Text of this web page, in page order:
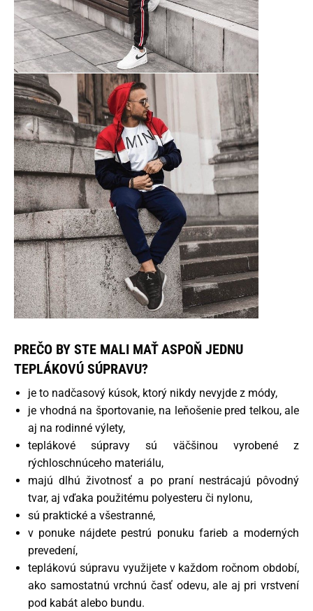
PREČO BY STE MALI MAŤ ASPOŇ JEDNU
TEPLÁKOVÚ SÚPRAVU?
je to nadčasový kúsok, ktorý nikdy nevyjde z módy,
je vhodná na športovanie, na leňošenie pred telkou, ale
aj na rodinné výlety,
teplákové súpravy sú väčšinou vyrobené z
rýchloschnúceho materiálu,
majú dlhú životnosť a po praní nestrácajú pôvodný
tvar, aj vďaka použitému polyesteru či nylonu,
sú praktické a všestranné,
v ponuke nájdete pestrú ponuku farieb a moderných
prevedení,
teplákovú súpravu využijete v každom ročnom období,
ako samostatnú vrchnú časť odevu, ale aj pri vrstvení
pod kabát alebo bundu.